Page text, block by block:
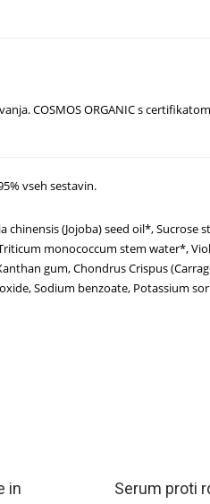
COSMOS ORGANIC s
vseh sestavin.
(Jojoba) seed oil*, Sucrose
monococcum stem water*,
gum, Chondrus Crispus
Sodium benzoate, Potassium
in
Serum proti